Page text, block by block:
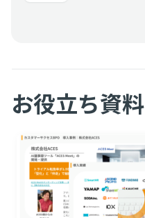
お役立ち資料